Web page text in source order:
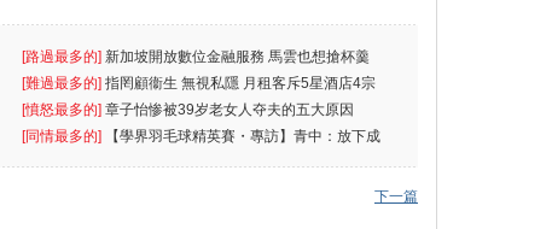
[路過最多的] 新加坡開放數位金融服務 馬雲也想搶杯羹
[難過最多的] 指罔顧衞生 無視私隱 月租客斥5星酒店4宗
罪
[憤怒最多的] 章子怡惨被39岁老女人夺夫的五大原因
[同情最多的]
【學界羽毛球精英賽・專訪】青中：放下成
敗
下一篇